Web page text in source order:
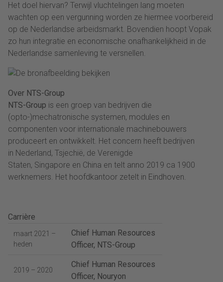
Het doel hiervan? Terwijl vluchtelingen lang moeten
wachten op een vergunning worden ze hiermee voorbereid
op de Nederlandse arbeidsmarkt. Bovendien hoopt Vopak
zo hun integratie en economische onafhankelijkheid in de
Nederlandse samenleving te versnellen.
Over NTS-Group
NTS-Group is een groep van bedrijven die
(opto-)mechatronische systemen, modules en
componenten voor internationale machinebouwers
produceert en ontwikkelt. Het concern heeft bedrijven
in Nederland, Tsjechië, de Verenigde
Staten, Singapore en China en telt anno 2019 ca 1900
werknemers. Het hoofdkantoor zetelt in Eindhoven.
Carrière
maart 2021 –
heden
Chief Human Resources
Officer, NTS-Group
2019 – 2020
Chief Human Resources
Officer, Nouryon